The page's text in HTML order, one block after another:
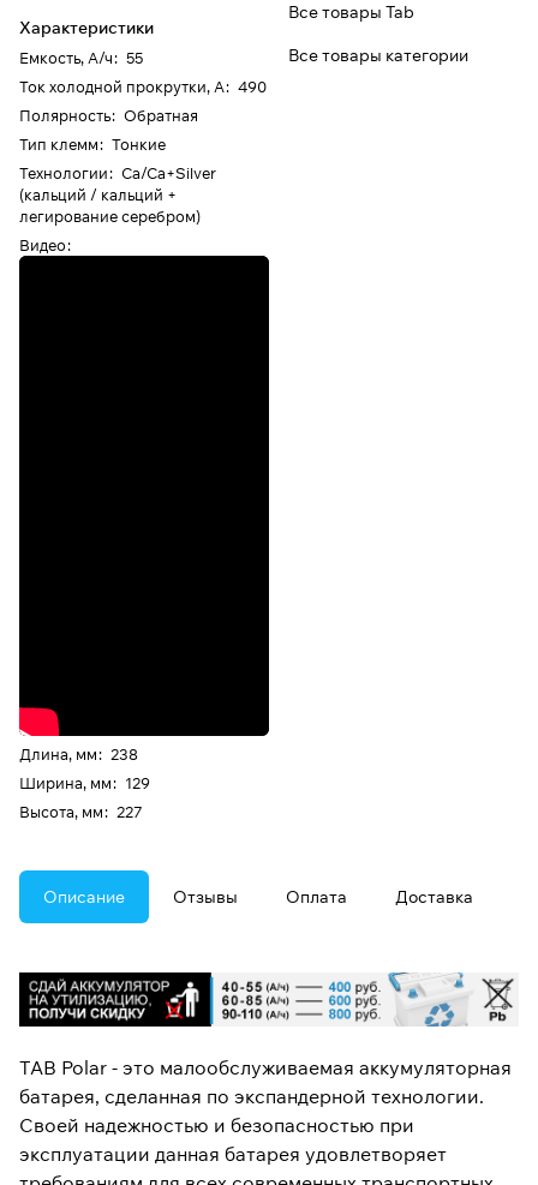
Характеристики
Емкость, А/ч: 55
Ток холодной прокрутки, А: 490
Полярность: Обратная
Тип клемм: Тонкие
Технологии: Ca/Ca+Silver
(кальций / кальций +
легирование серебром)
Видео:
Длина, мм: 238
Ширина, мм: 129
Высота, мм: 227
Все товары Tab
Все товары категории
Описание Отзывы Оплата Доставка
TAB Polar - это малообслуживаемая аккумуляторная
батарея, сделанная по экспандерной технологии.
Своей надежностью и безопасностью при
эксплуатации данная батарея удовлетворяет